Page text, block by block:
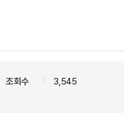
조회수 3,545